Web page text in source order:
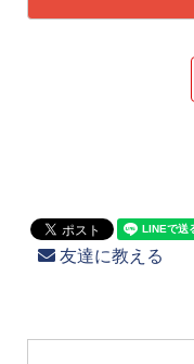
友達に教える